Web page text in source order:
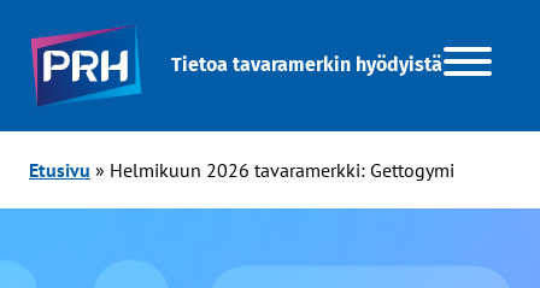
Tietoa tavaramerkin hyödyistä
Etusivu » Helmikuun 2026 tavaramerkki: Gettogymi